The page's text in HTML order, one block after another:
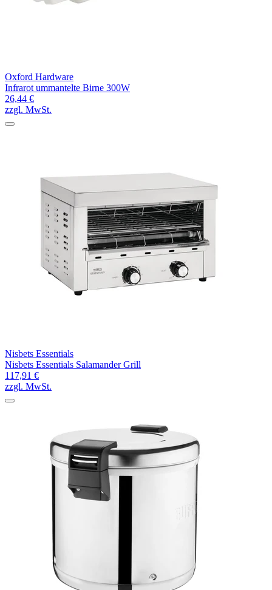
Oxford Hardware
Infrarot ummantelte Birne 300W
26,44 €
zzgl. MwSt.
Nisbets Essentials
Nisbets Essentials Salamander Grill
117,91 €
zzgl. MwSt.